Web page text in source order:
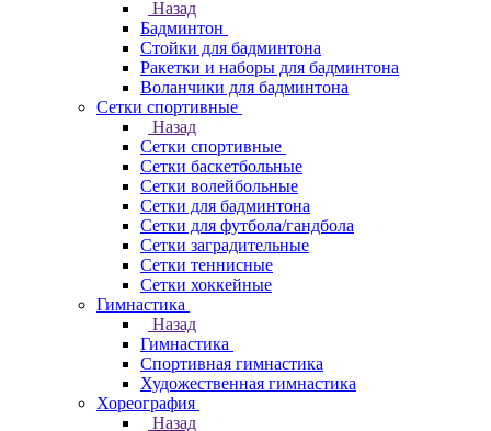
Назад
Бадминтон
Стойки для бадминтона
Ракетки и наборы для бадминтона
Воланчики для бадминтона
Сетки спортивные
Назад
Сетки спортивные
Сетки баскетбольные
Сетки волейбольные
Сетки для бадминтона
Сетки для футбола/гандбола
Сетки заградительные
Сетки теннисные
Сетки хоккейные
Гимнастика
Назад
Гимнастика
Спортивная гимнастика
Художественная гимнастика
Хореография
Назад